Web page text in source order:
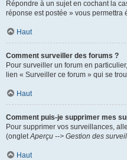
Répondre à un sujet en cochant la
réponse est postée » vous
Haut
Comment surveiller des forums ?
Pour surveiller un forum en
lien « Surveiller ce forum » qui se
Haut
Comment puis-je supprimer mes
Pour supprimer vos surveillances,
(ongletAperçu --> Gestion des
Haut